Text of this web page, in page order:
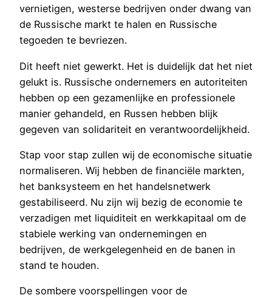
vernietigen, westerse bedrijven onder dwang van
de Russische markt te halen en Russische
tegoeden te bevriezen.
Dit heeft niet gewerkt. Het is duidelijk dat het niet
gelukt is. Russische ondernemers en autoriteiten
hebben op een gezamenlijke en professionele
manier gehandeld, en Russen hebben blijk
gegeven van solidariteit en verantwoordelijkheid.
Stap voor stap zullen wij de economische situatie
normaliseren. Wij hebben de financiële markten,
het banksysteem en het handelsnetwerk
gestabiliseerd. Nu zijn wij bezig de economie te
verzadigen met liquiditeit en werkkapitaal om de
stabiele werking van ondernemingen en
bedrijven, de werkgelegenheid en de banen in
stand te houden.
De sombere voorspellingen voor de